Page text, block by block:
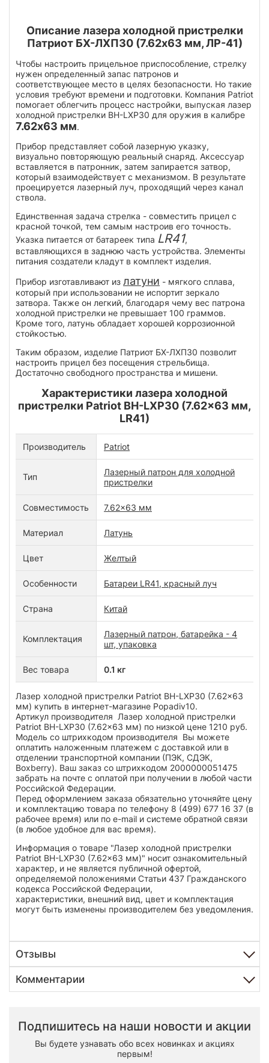
Описание лазера холодной пристрелки
Патриот БХ-ЛХП30 (7.62х63 мм, ЛР-41)
Чтобы настроить прицельное приспособление, стрелку
нужен определенный запас патронов и
соответствующее место в целях безопасности. Но такие
условия требуют времени и подготовки. Компания Patriot
помогает облегчить процесс настройки, выпуская лазер
холодной пристрелки BH-LXP30 для оружия в калибре
7.62х63 мм.
Прибор представляет собой лазерную указку,
визуально повторяющую реальный снаряд. Аксессуар
вставляется в патронник, затем запирается затвор,
который взаимодействует с механизмом. В результате
проецируется лазерный луч, проходящий через канал
ствола.
Единственная задача стрелка - совместить прицел с
красной точкой, тем самым настроив его точность.
Указка питается от батареек типа LR41,
вставляющихся в заднюю часть устройства. Элементы
питания создатели кладут в комплект изделия.
Прибор изготавливают из латуни - мягкого сплава,
который при использовании не испортит зеркало
затвора. Также он легкий, благодаря чему вес патрона
холодной пристрелки не превышает 100 граммов.
Кроме того, латунь обладает хорошей коррозионной
стойкостью.
Таким образом, изделие Патриот БХ-ЛХП30 позволит
настроить прицел без посещения стрельбища.
Достаточно свободного пространства и мишени.
Характеристики лазера холодной
пристрелки Patriot BH-LXP30 (7.62x63 мм,
LR41)
Производитель Patriot
Тип
Лазерный патрон для холодной
пристрелки
Совместимость 7.62x63 мм
Материал Латунь
Цвет Желтый
Особенности Батареи LR41, красный луч
Страна Китай
Комплектация
Лазерный патрон, батарейка - 4
шт, упаковка
Вес товара 0.1 кг
Лазер холодной пристрелки Patriot BH-LXP30 (7.62x63
мм) купить в интернет-магазине Popadiv10.
Артикул производителя Лазер холодной пристрелки
Patriot BH-LXP30 (7.62x63 мм) по низкой цене 1210 руб.
Модель со штрихкодом производителя Вы можете
оплатить наложенным платежем с доставкой или в
отделении транспортной компании (ПЭК, СДЭК,
Boxberry). Ваш заказ со штрихкодом 2000000051475
забрать на почте с оплатой при получении в любой части
Российской Федерации.
Перед оформлением заказа обязательно уточняйте цену
и комплектацию товара по телефону 8 (499) 677 16 37 (в
рабочее время) или по e-mail и системе обратной связи
(в любое удобное для вас время).
Информация о товаре "Лазер холодной пристрелки
Patriot BH-LXP30 (7.62x63 мм)" носит ознакомительный
характер, и не является публичной офертой,
определяемой положениями Статьи 437 Гражданского
кодекса Российской Федерации,
характеристики, внешний вид, цвет и комплектация
могут быть изменены производителем без уведомления.
Отзывы
Комментарии
Подпишитесь на наши новости и акции
Вы будете узнавать обо всех новинках и акциях
первым!